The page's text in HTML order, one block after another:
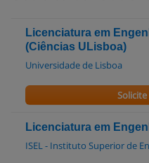
Licenciatura em
(Ciências ULisboa)
Universidade de Lisboa
Licenciatura em
ISEL - Instituto Superior de